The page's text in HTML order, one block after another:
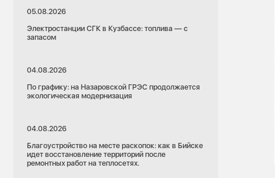
05.08.2026
Электростанции СГК в Кузбассе: топлива — с
запасом
04.08.2026
По графику: на Назаровской ГРЭС продолжается
экологическая модернизация
04.08.2026
Благоустройство на месте раскопок: как в Бийске
идет восстановление территорий после
ремонтных работ на теплосетях.